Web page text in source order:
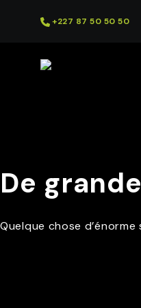
+227 87 50 50 50
De
Quelque chose